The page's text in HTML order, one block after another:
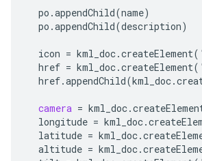
po .appendChild(name)
po .appendChild(description)
icon = kml_doc.createElement( '
href = kml_doc.createElement( '
href.appendChild(kml_doc.
camera = kml_doc.
longitude = kml_doc.
latitude = kml_doc.
altitude = kml_doc.